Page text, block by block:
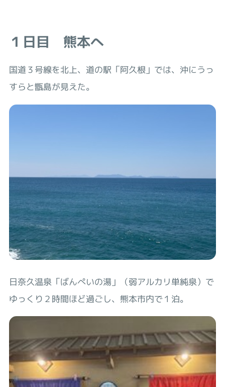
１日目 熊本へ
国道３号線を北上、道の駅「阿久根」では、沖にうっ
すらと甑島が見えた。
日奈久温泉「ばんぺいの湯」（弱アルカリ単純泉）で
ゆっくり２時間ほど過ごし、熊本市内で１泊。